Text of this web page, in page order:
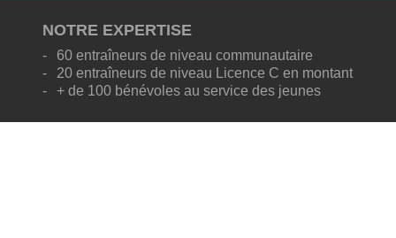
NOTRE EXPERTISE
60 entraîneurs de niveau communautaire
20 entraîneurs de niveau Licence C en montant
+ de 100 bénévoles au service des jeunes